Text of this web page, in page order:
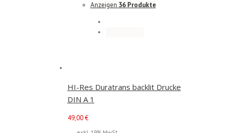
Anzeigen 36 Produkte
HI-Res Duratrans backlit Drucke
DIN A 1
49,00€